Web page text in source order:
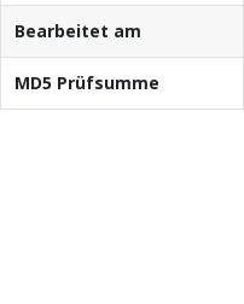
Bearbeitet am
MD5 Prüfsumme